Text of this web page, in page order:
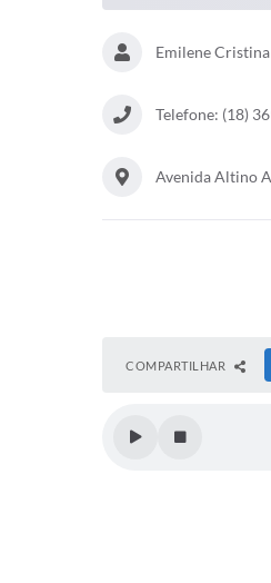
Emilene
Telefone: (18)
Avenida Altino
COMPARTILHAR